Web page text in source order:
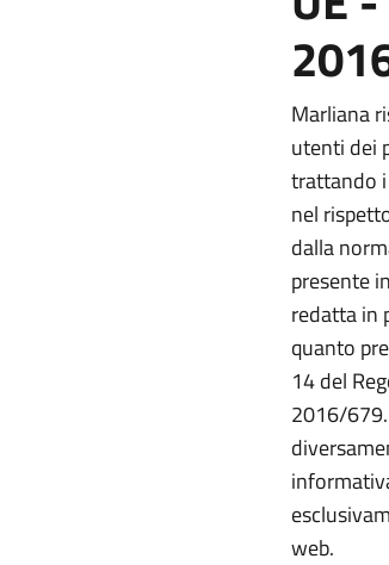
Marliana
utenti dei
trattando
nel
dalla
presente
redatta in
quanto
14 del
2016/
web.